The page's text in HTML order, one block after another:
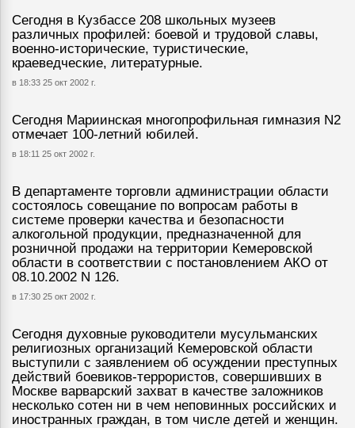
Сегодня в Кузбассе 208 школьных музеев
различных профилей: боевой и трудовой славы,
военно-исторические, туристические,
краеведческие, литературные.
в 18:33 25 окт 2002 г.
Сегодня Мариинская многопрофильная гимназия N2
отмечает 100-летний юбилей.
в 18:11 25 окт 2002 г.
В департаменте торговли администрации области
состоялось совещание по вопросам работы в
системе проверки качества и безопасности
алкогольной продукции, предназначенной для
розничной продажи на территории Кемеровской
области в соответствии с постановлением АКО от
08.10.2002 N 126.
в 17:30 25 окт 2002 г.
Сегодня духовные руководители мусульманских
религиозных организаций Кемеровской области
выступили с заявлением об осуждении преступных
действий боевиков-террористов, совершивших в
Москве варварский захват в качестве заложников
несколько сотен ни в чем неповинных российских и
иностранных граждан, в том числе детей и женщин.